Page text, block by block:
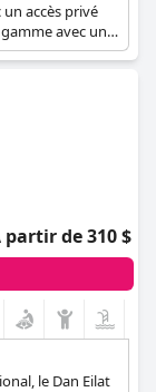
accès privé
avec un
accent sur le
à Eilat.
partir de 310 $
le Dan Eilat